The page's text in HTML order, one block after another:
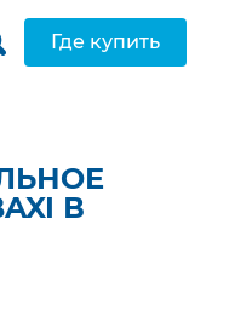
Где купить
В